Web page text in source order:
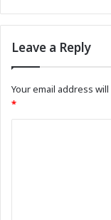
Leave a Reply
Your email address
*